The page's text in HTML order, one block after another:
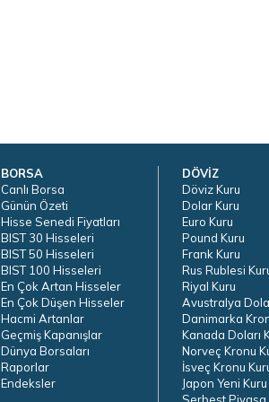
BORSA
Canlı Borsa
Günün Özeti
Hisse Senedi Fiyatları
BIST 30 Hisseleri
BIST 50 Hisseleri
BIST 100 Hisseleri
En Çok Artan Hisseler
En Çok Düşen Hisseler
Hacmi Artanlar
Geçmiş Kapanışlar
Dünya Borsaları
Raporlar
Endeksler
DÖVİZ
Döviz Kuru
Dolar Kuru
Euro Kuru
Pound Kuru
Frank Kuru
Rus Rublesi
Riyal Kuru
Avustralya
Danimarka
Kanada Doları
Norveç Kronu
İsveç Kronu
Japon Yeni Kuru
Serbest Piyasa